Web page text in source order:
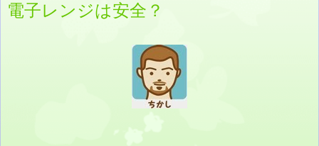
電子レンジは安全？